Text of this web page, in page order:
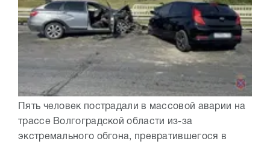
Пять человек пострадали в массовой аварии на
трассе Волгоградской области из-за
экстремального обгона, превратившегося в